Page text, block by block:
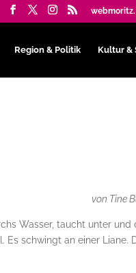
webmoritz.
Region & Politik Kultur &
von Tine
Wasser, taucht unter und
Es schwingt an einer Liane.